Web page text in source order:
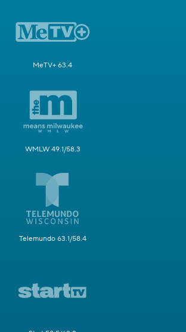
MeTV+ 63.4
WMLW 49.1/58.3
Telemundo 63.1/58.4